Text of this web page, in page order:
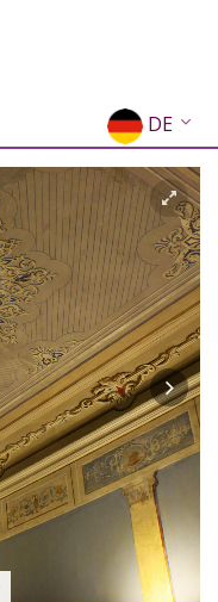
DE
EN
EL
FR
IT
ES
RU
CN